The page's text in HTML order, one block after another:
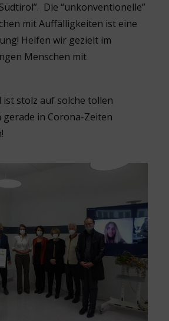
Die “unkonventionelle”
mit Auffälligkeiten ist eine
Helfen wir gezielt im
Menschen mit
ist stolz auf solche tollen
gerade in Corona-Zeiten